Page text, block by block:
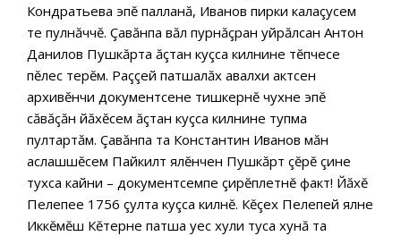
Кондратьева эпĕ палланă, Иванов пирки калаçусем
те пулнăччĕ. Çавăнпа вăл пурнăçран уйрăлсан Антон
Данилов Пушкăрта ăçтан куçса килнине тĕпчесе
пĕлес терĕм. Раççей патшалăх авалхи актсен
архивĕнчи документсене тишкернĕ чухне эпĕ
сăвăçăн йăхĕсем ăçтан куçса килнине тупма
пултартăм. Çавăнпа та Константин Иванов мăн
аслашшĕсем Пайкилт ялĕнчен Пушкăрт çĕрĕ çине
тухса кайни – документсемпе çирĕплетнĕ факт! Йăхĕ
Пелепее 1756 çулта куçса килнĕ. Кĕçех Пелепей ялне
Иккĕмĕш Кĕтерне патша уес хули туса хунă та